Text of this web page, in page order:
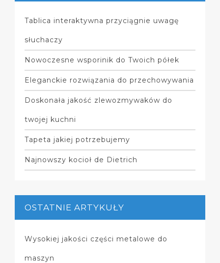
Tablica interaktywna przyciągnie uwagę
słuchaczy
Nowoczesne wsporinik do Twoich półek
Eleganckie rozwiązania do przechowywania
Doskonała jakość zlewozmywaków do
twojej kuchni
Tapeta jakiej potrzebujemy
Najnowszy kocioł de Dietrich
OSTATNIE ARTYKUŁY
Wysokiej jakości części metalowe do
maszyn